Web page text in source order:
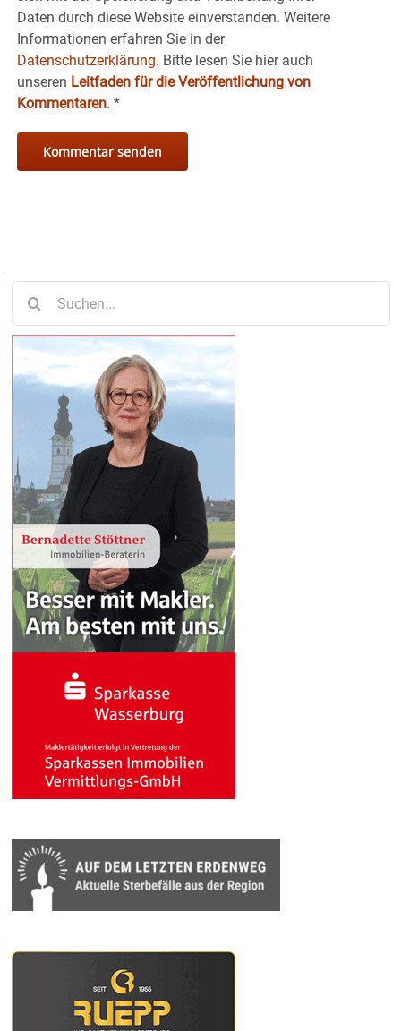
Daten durch diese Website einverstanden. Weitere
Informationen erfahren Sie in der
Datenschutzerklärung. Bitte lesen Sie hier auch
unseren Leitfaden für die Veröffentlichung von
Kommentaren. *
nach: